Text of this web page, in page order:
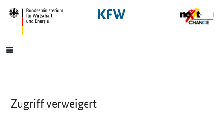
SrOnlyNavigation
Hauptmenü
Zugriff verweigert